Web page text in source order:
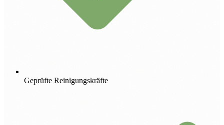
Geprüfte Reinigungskräfte